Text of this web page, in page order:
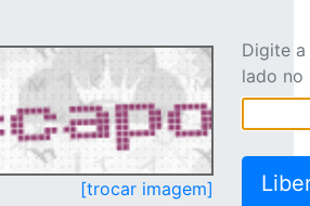
[trocar imagem]
Digite
lado no